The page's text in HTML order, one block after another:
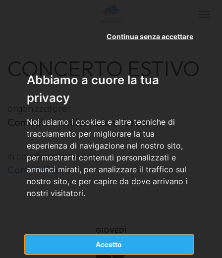
Abbiamo a cuore la tua
privacy
Noi usiamo i cookies e altre tecniche di
tracciamento per migliorare la tua
esperienza di navigazione nel nostro sito,
per mostrarti contenuti personalizzati e
annunci mirati, per analizzare il traffico sul
nostro sito, e per capire da dove arrivano i
nostri visitatori.
Accetto
Continua senza accettare
CONCERTO ESTIVO
organizzatore:
Comitato Manifestazioni Tesero
in collaborazione con:
Coro Valfassa
GIOVEDÌ
23